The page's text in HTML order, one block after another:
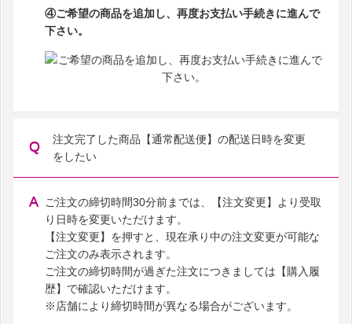
④ご希望の商品を追加し、再度お支払い手続きに進んで
下さい。
注文完了した商品【通常配送便】の配送日時を変更
をしたい
ご注文の締切時間30分前までは、【注文変更】より受取
り日時を変更いただけます。
【注文変更】を押すと、現在承り中の注文変更が可能な
ご注文のみ表示されます。
ご注文の締切時間が過ぎた注文につきましては【購入履
歴】で確認いただけます。
※店舗により締切時間が異なる場合がございます。